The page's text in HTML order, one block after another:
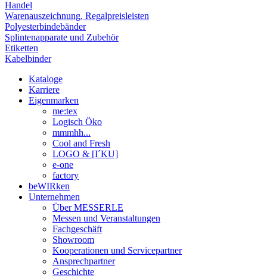
Handel
Warenauszeichnung, Regalpreisleisten
Polyesterbindebänder
Splintenapparate und Zubehör
Etiketten
Kabelbinder
Kataloge
Karriere
Eigenmarken
me:tex
Logisch Öko
mmmhh...
Cool and Fresh
LOGO & [I´KU]
e-one
factory
beWIRken
Unternehmen
Über MESSERLE
Messen und Veranstaltungen
Fachgeschäft
Showroom
Kooperationen und Servicepartner
Ansprechpartner
Geschichte